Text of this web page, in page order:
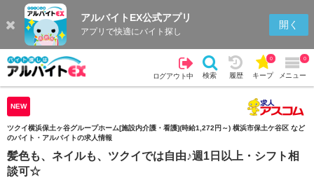
アルバイトEX公式アプリ
アプリで快適にバイト探し
開く
ログアウト中 検索 履歴 キープ
0
メニュー
0
検索 履歴
NEW
ツクイ横浜保土ヶ谷グループホーム[施設内介護・看護](時給1,272円～) 横浜市保土ケ谷区 など
のバイト・アルバイトの求人情報
髪色も、ネイルも、ツクイでは自由♪週1日以上・シフト相
談可☆